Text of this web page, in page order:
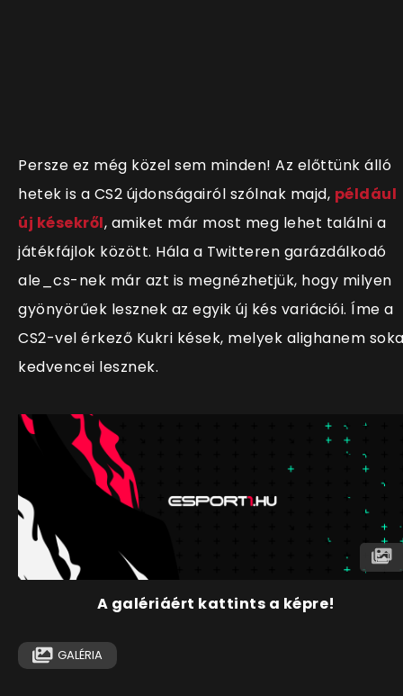
Persze ez még közel sem minden! Az előttünk álló
hetek is a CS2 újdonságairól szólnak majd, például
új késekről, amiket már most meg lehet találni a
játékfájlok között. Hála a Twitteren garázdálkodó
ale_cs-nek már azt is megnézhetjük, hogy milyen
gyönyörűek lesznek az egyik új kés variációi. Íme a
CS2-vel érkező Kukri kések, melyek alighanem
kedvencei lesznek.
A galériáért kattints a képre!
GALÉRIA